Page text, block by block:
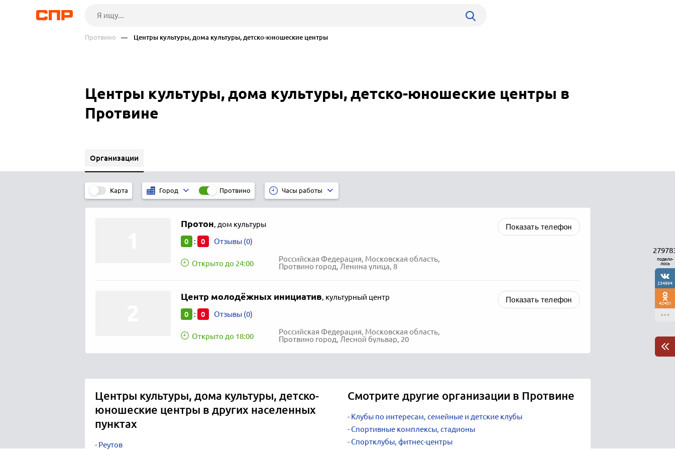
Протвино — Центры культуры, дома культуры, детско-юношеские центры
Центры культуры, дома культуры, детско-юношеские центры в
Протвине
Организации
Карта Город Протвино Часы работы
Протон, дом культуры
0 : 0 Отзывы (0)
Открыто до 24:00
Российская Федерация, Московская область,
Протвино город, Ленина улица, 8
Показать телефон
Центр молодёжных инициатив, культурный центр
0 : 0 Отзывы (0)
Открыто до 18:00
Российская Федерация, Московская область,
Протвино город, Лесной бульвар, 20
Показать телефон
Центры культуры, дома культуры, детско-
юношеские центры в других населенных
пунктах
Реутов
Смотрите другие организации в Протвине
Клубы по интересам, семейные и детские клубы
Спортивные комплексы, стадионы
Спортклубы, фитнес-центры
подели-
лось
234894
42401